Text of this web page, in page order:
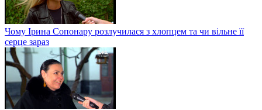
Чому Ірина Сопонару розлучилася з хлопцем та чи вільне її
серце зараз